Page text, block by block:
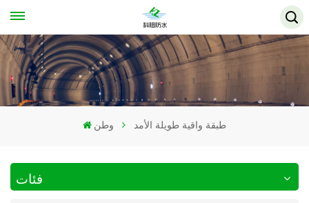
وطن طبقة واقية طويلة الأمد
فئات